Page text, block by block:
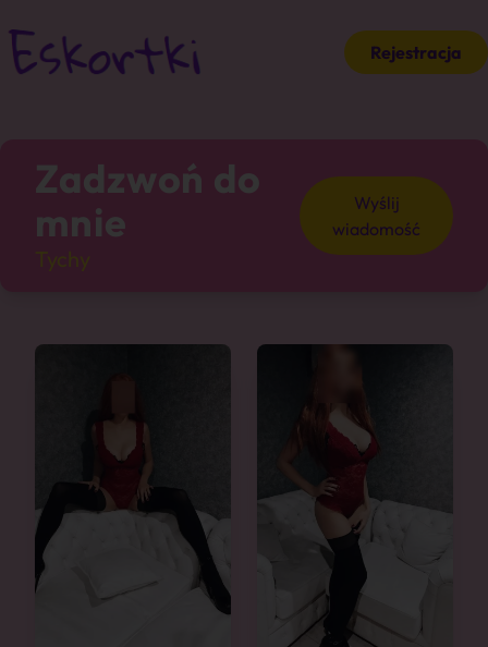
Rejestracja
Zadzwoń do
mnie
Wyślij
wiadomość